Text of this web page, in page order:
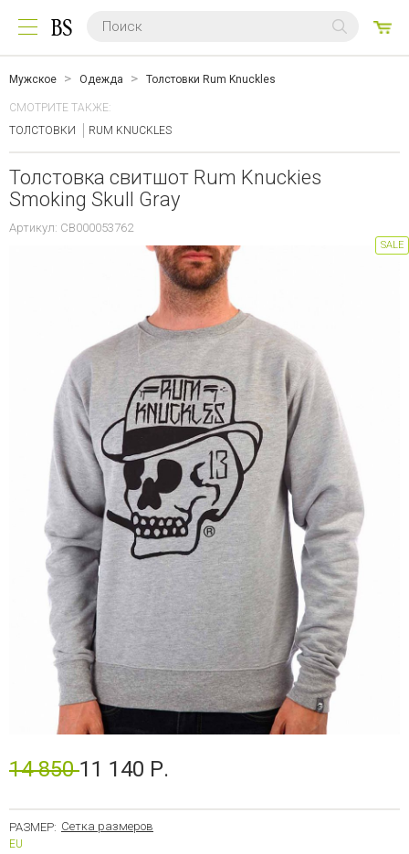
Мужское Одежда Толстовки Rum Knuckles
СМОТРИТЕ ТАКЖЕ:
ТОЛСТОВКИ
RUM KNUCKLES
Толстовка свитшот Rum Knuckies
Smoking Skull Gray
Артикул: CB000053762
SALE
14 85011 140 Р.
РАЗМЕР: Сетка размеров
EU